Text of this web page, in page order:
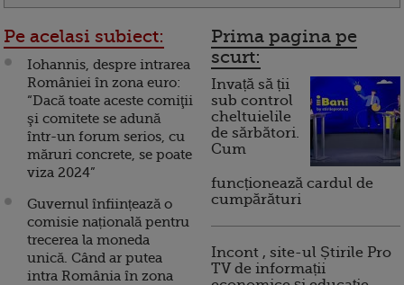
Pe acelasi subiect:
Iohannis, despre intrarea
României în zona euro:
“Dacă toate aceste comiţii
şi comitete se adună
într-un forum serios, cu
măruri concrete, se poate
viza 2024”
Guvernul înființează o
comisie națională pentru
trecerea la moneda
unică. Când ar putea
intra România în zona
Prima pagina pe
scurt:
Invață să ții
sub control
cheltuielile
de sărbători.
Cum
funcționează cardul de
cumpărături
Incont , site-ul Știrile Pro
TV de informații